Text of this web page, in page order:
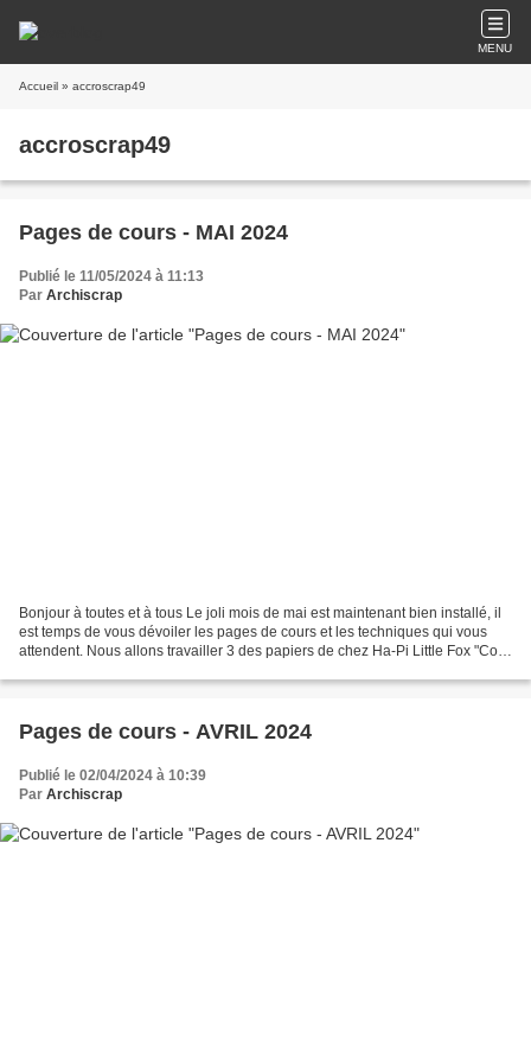
MENU
Accueil » accroscrap49
accroscrap49
Pages de cours - MAI 2024
Publié le 11/05/2024 à 11:13
Par Archiscrap
Bonjour à toutes et à tous Le joli mois de mai est maintenant bien installé, il
est temps de vous dévoiler les pages de cours et les techniques qui vous
attendent. Nous allons travailler 3 des papiers de chez Ha-Pi Little Fox "Cozy
Pages de cours - AVRIL 2024
Publié le 02/04/2024 à 10:39
Par Archiscrap